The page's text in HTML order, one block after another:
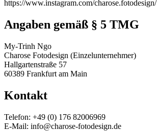
https://www.instagram.com/charose.fotodesign/
Angaben gemäß § 5 TMG
My-Trinh Ngo
Charose Fotodesign (Einzelunternehmer)
Hallgartenstraße 57
60389 Frankfurt am Main
Kontakt
Telefon: +49 (0) 176 82006969
E-Mail: info@charose-fotodesign.de